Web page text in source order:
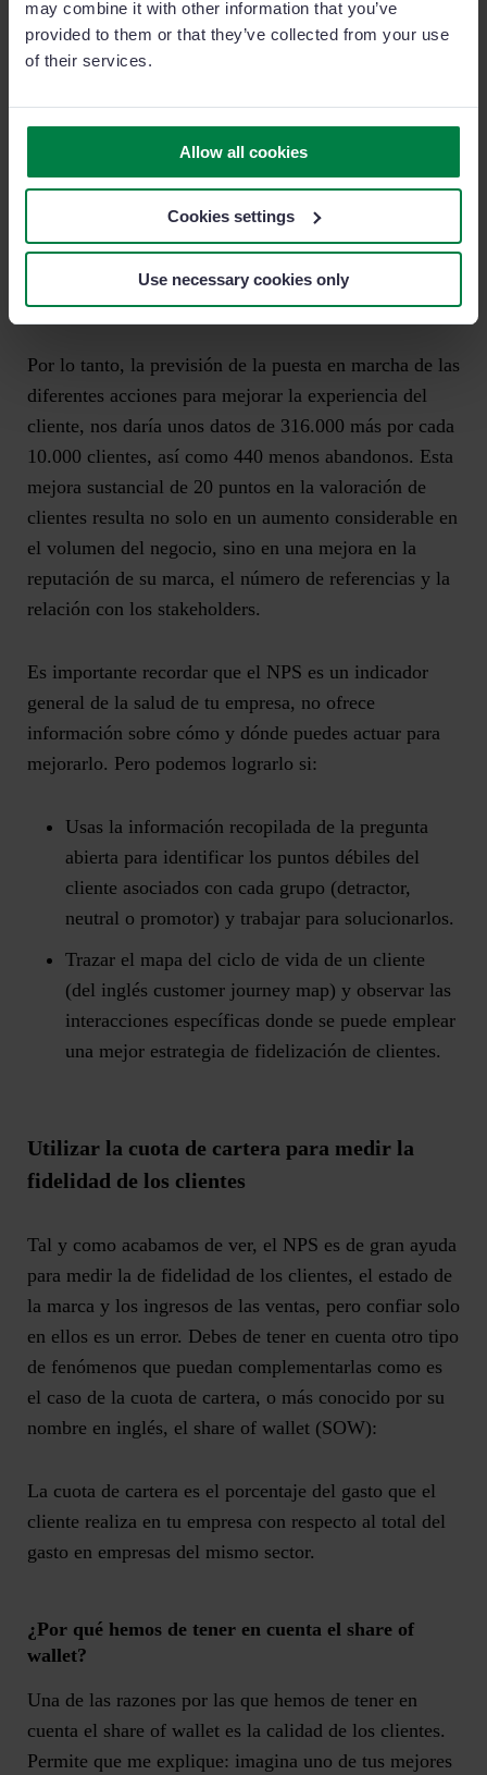
may combine it with other information that you’ve
provided to them or that they’ve collected from your use
of their services.
Allow all cookies
Cookies settings
Use necessary cookies only
promotores a costa de las valoraciones neutrales, el
resultado sería el siguiente:
Por lo tanto, la previsión de la puesta en marcha de las
diferentes acciones para mejorar la experiencia del
cliente, nos daría unos datos de 316.000 más por cada
10.000 clientes, así como 440 menos abandonos. Esta
mejora sustancial de 20 puntos en la valoración de
clientes resulta no solo en un aumento considerable en
el volumen del negocio, sino en una mejora en la
reputación de su marca, el número de referencias y la
relación con los stakeholders.
Es importante recordar que el NPS es un indicador
general de la salud de tu empresa, no ofrece
información sobre cómo y dónde puedes actuar para
mejorarlo. Pero podemos lograrlo si:
Usas la información recopilada de la pregunta
abierta para identificar los puntos débiles del
cliente asociados con cada grupo (detractor,
neutral o promotor) y trabajar para solucionarlos.
Trazar el mapa del ciclo de vida de un cliente
(del inglés customer journey map) y observar las
interacciones específicas donde se puede emplear
una mejor estrategia de fidelización de clientes.
Utilizar la cuota de cartera para medir la
fidelidad de los clientes
Tal y como acabamos de ver, el NPS es de gran ayuda
para medir la de fidelidad de los clientes, el estado de
la marca y los ingresos de las ventas, pero confiar solo
en ellos es un error. Debes de tener en cuenta otro tipo
de fenómenos que puedan complementarlas como es
el caso de la cuota de cartera, o más conocido por su
nombre en inglés, el share of wallet (SOW):
La cuota de cartera es el porcentaje del gasto que el
cliente realiza en tu empresa con respecto al total del
gasto en empresas del mismo sector.
¿Por qué hemos de tener en cuenta el share of
wallet?
Una de las razones por las que hemos de tener en
cuenta el share of wallet es la calidad de los clientes.
Permite que me explique: imagina uno de tus mejores